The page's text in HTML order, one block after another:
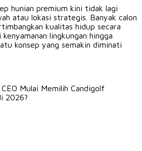
hunian premium kini tidak lagi
atau lokasi strategis. Banyak calon
kualitas hidup secara
lingkungan hingga
konsep yang semakin diminati